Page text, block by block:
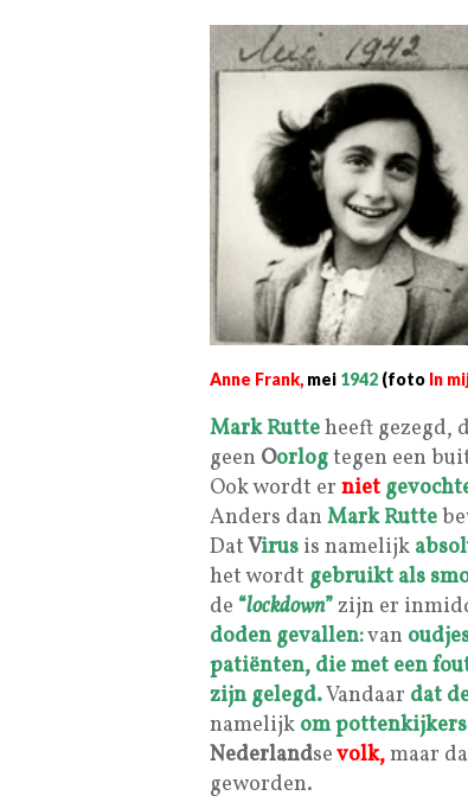
Anne Frank, mei 1942 (foto In
Mark Rutteheeft gezegd,
geen Oorlogtegen een
Ook wordt er niet
Anders dan Mark Rutte
DatVirus is namelijk
het wordt gebruikt als
de “lockdown”zijn er
doden gevallen:van
patiënten, diemet een
zijn gelegd.Vandaar dat
namelijk om
Nederlandsevolk,maar
geworden.